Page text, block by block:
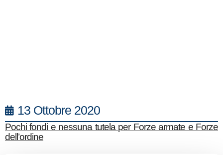
13 Ottobre 2020
Pochi fondi e nessuna tutela per Forze armate e Forze
dell’ordine